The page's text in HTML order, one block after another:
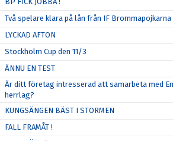
Två spelare klara på lån från IF Brommapojkarna
LYCKAD AFTON
Stockholm Cup den 11/3
ÄNNU EN TEST
Är ditt företag intresserad att samarbeta med
herrlag?
KUNGSÄNGEN BÄST I STORMEN
FALL FRAMÅT !